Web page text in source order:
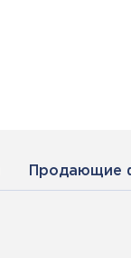
Продающие